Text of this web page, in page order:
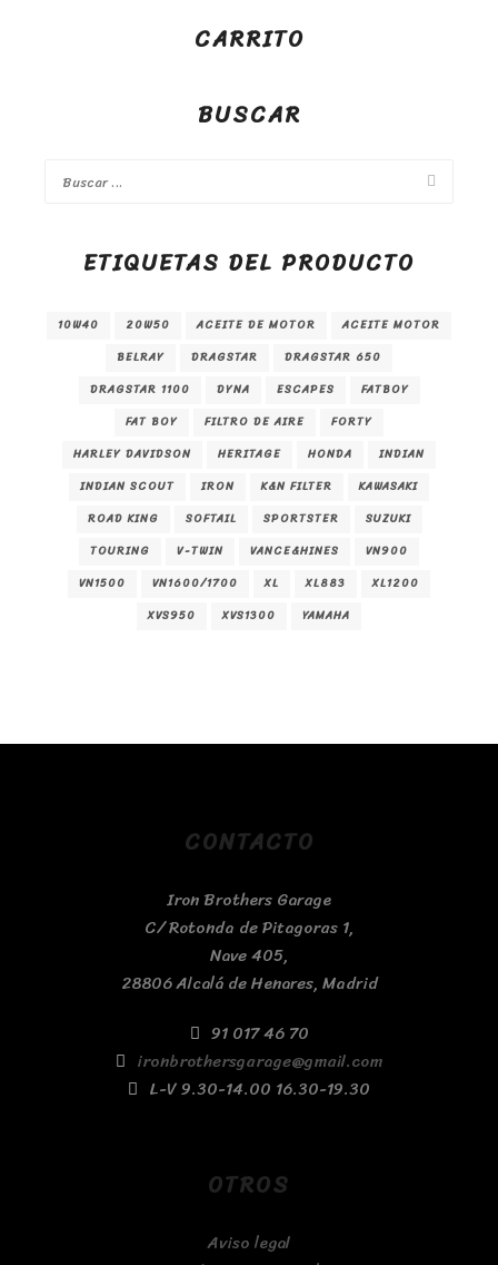
CARRITO
BUSCAR
ETIQUETAS DEL PRODUCTO
10W40 20W50 ACEITE DE MOTOR
ACEITE MOTOR
BELRAY
DRAGSTAR
DRAGSTAR 650
DRAGSTAR 1100
DYNA ESCAPES
FATBOY
FAT BOY
FILTRO DE AIRE
FORTY
HARLEY DAVIDSON
HERITAGE HONDA
INDIAN
INDIAN SCOUT
IRON K&N FILTER
KAWASAKI
ROAD KING
SOFTAIL SPORTSTER
SUZUKI
TOURING
V-TWIN VANCE&HINES
VN900
VN1500
VN1600/1700 XL XL883
XL1200
XVS950
XVS1300 YAMAHA
CONTACTO
Iron Brothers Garage
C/ Rotonda de Pitagoras 1,
Nave 405,
28806 Alcalá de Henares, Madrid
91 017 46 70
ironbrothersgarage@gmail.com
L-V 9.30-14.00 16.30-19.30
OTROS
Aviso legal